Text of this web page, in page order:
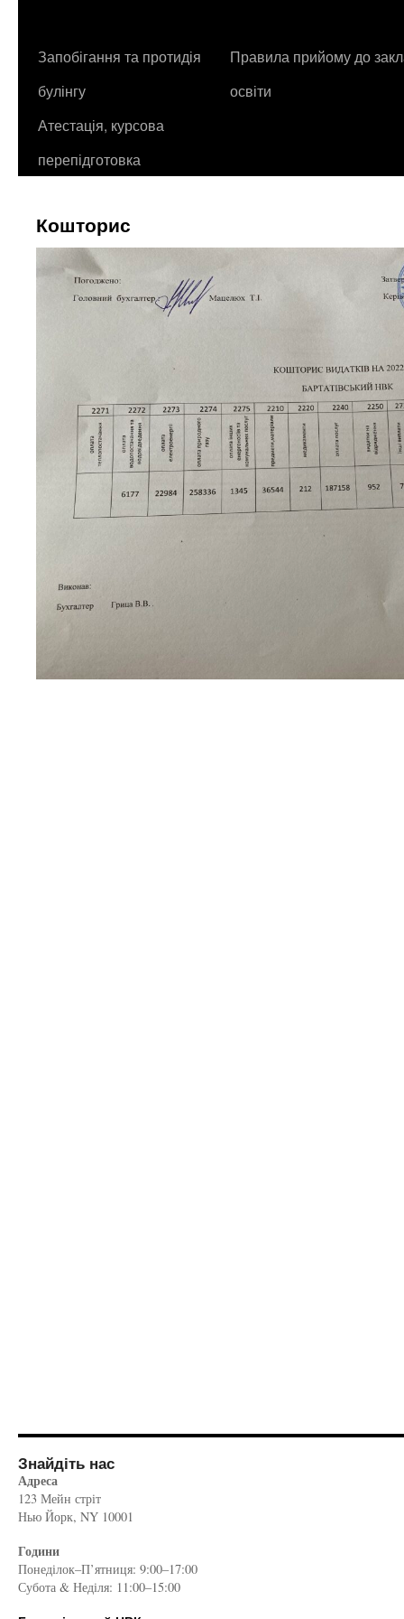
Запобігання та протидія
булінгу
Правила прийому до
освіти
Атестація, курсова
перепідготовка
Кошторис
Знайдіть нас
Адреса
123 Мейн стріт
Нью Йорк, NY 10001
Години
Понеділок–П’ятниця: 9:00–17:00
Субота & Неділя: 11:00–15:00